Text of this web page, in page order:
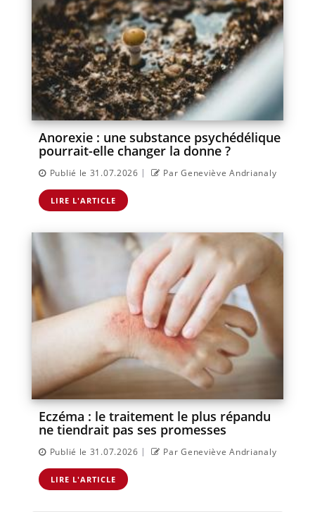
Anorexie : une substance psychédélique
pourrait-elle changer la donne ?
Publié le 31.07.2026 | Par Geneviève Andrianaly
LIRE L'ARTICLE
Eczéma : le traitement le plus répandu
ne tiendrait pas ses promesses
Publié le 31.07.2026 | Par Geneviève Andrianaly
LIRE L'ARTICLE